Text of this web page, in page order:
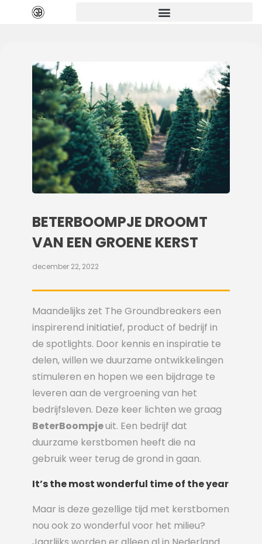
BETERBOOMPJE DROOMT
VAN EEN GROENE KERST
december 22, 2022
Maandelijks zet The Groundbreakers een
inspirerend initiatief, product of bedrijf in
de spotlights. Door kennis en inspiratie te
delen, willen we duurzame ontwikkelingen
stimuleren en hopen we een bijdrage te
leveren aan de vergroening van het
bedrijfsleven. Deze keer lichten we graag
BeterBoompjeuit. Een bedrijf dat
duurzame kerstbomen heeft die na
gebruik weer terug de grond in gaan.
It’s the most wonderful time of the year
Maar is deze gezellige tijd met kerstbomen
nou ook zo wonderful voor het milieu?